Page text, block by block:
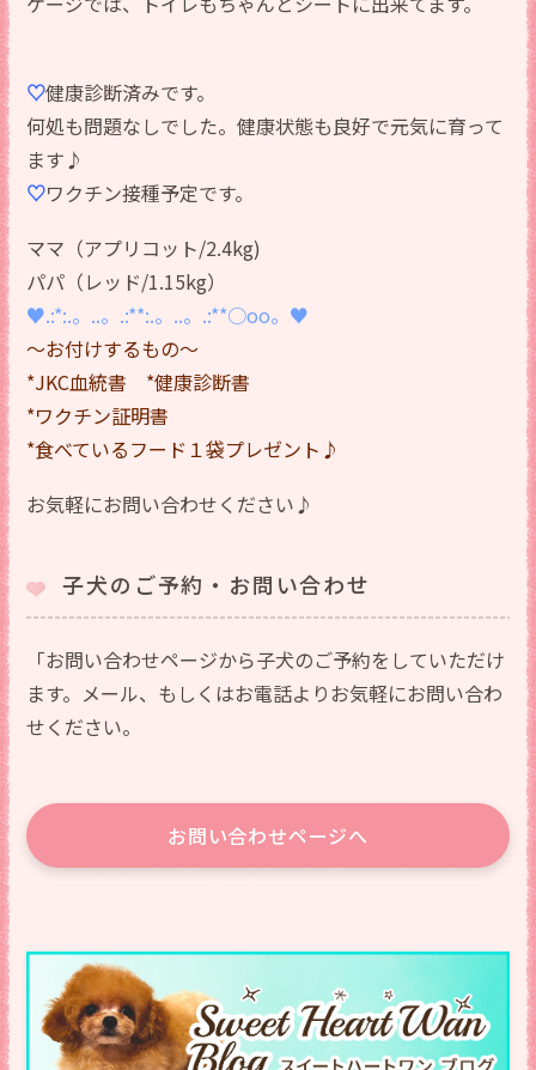
♡健康診断済みです。
何処も問題なしでした。健康状態も良好で元気に育って
ます♪
♡ワクチン接種予定です。
ママ（アプリコット/2.4kg)
パパ（レッド/1.15kg）
♥.:*:.。..。.:**:.。..。.:**○оo。♥
～お付けするもの～
*JKC血統書 *健康診断書
*ワクチン証明書
*食べているフード１袋プレゼント♪
お気軽にお問い合わせください♪
子犬のご予約・お問い合わせ
「お問い合わせページから子犬のご予約をしていただけ
ます。メール、もしくはお電話よりお気軽にお問い合わ
せください。
お問い合わせページへ